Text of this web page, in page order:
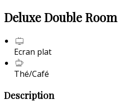
Deluxe Double Room
Ecran plat
Thé/Café
Description